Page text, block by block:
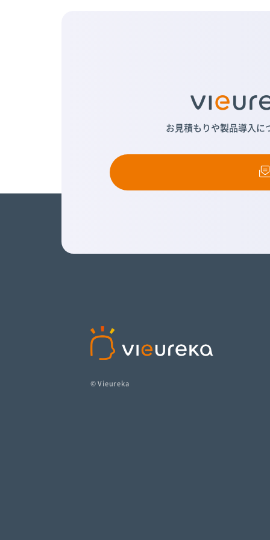
お見積もりや製品導入に
© Vieureka